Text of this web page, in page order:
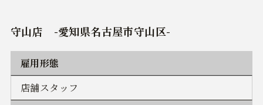
守山店 -愛知県名古屋市守山区-
雇用形態
店舗スタッフ